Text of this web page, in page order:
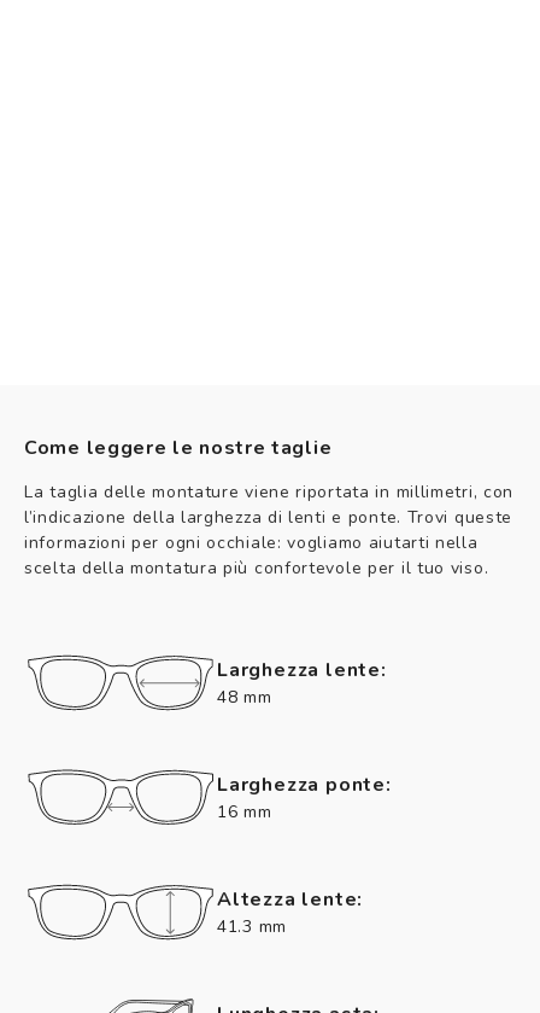
Come leggere le nostre taglie
La taglia delle montature viene riportata in millimetri, con
l’indicazione della larghezza di lenti e ponte. Trovi queste
informazioni per ogni occhiale: vogliamo aiutarti nella
scelta della montatura più confortevole per il tuo viso.
Larghezza lente:
48 mm
Larghezza ponte:
16 mm
Altezza lente:
41.3 mm